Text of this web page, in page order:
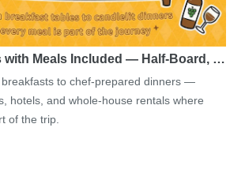
with Meals Included — Half-Board, …
to chef-prepared dinners —
hotels, and whole-house rentals where
of the trip.